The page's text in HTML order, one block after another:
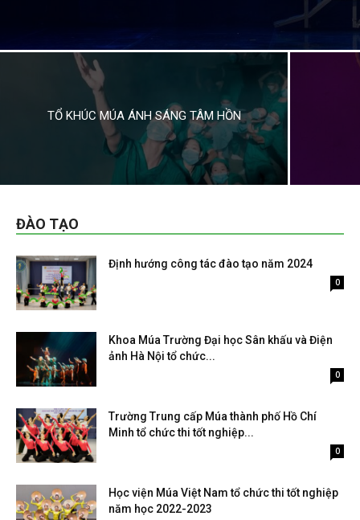
Tổng kết công tác Hội Nghệ sĩ múa Việt Nam
năm 2022
11:17
TỔ KHÚC MÚA ÁNH SÁNG TÂM HỒN
ĐÀO TẠO
Định hướng công tác đào tạo năm 2024
0
Khoa Múa Trường Đại học Sân khấu và Điện
ảnh Hà Nội tổ chức...
0
Trường Trung cấp Múa thành phố Hồ Chí
Minh tổ chức thi tốt nghiệp...
0
Học viện Múa Việt Nam tổ chức thi tốt nghiệp
năm học 2022-2023